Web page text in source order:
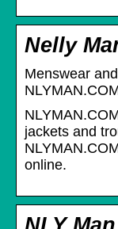
Nelly
Menswear
jackets and
online.